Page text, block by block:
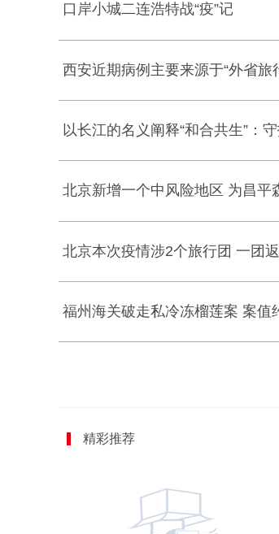
口岸小城二连浩特战“疫”记
西安近期病例主要来源于“外省旅
以长江的名义阐释“和合共生”：
北京新增一个中风险地区 为昌平
北京本次疫情涉2个旅行团 一团
福州海关破走私冷冻榴莲案 案值
精彩推荐